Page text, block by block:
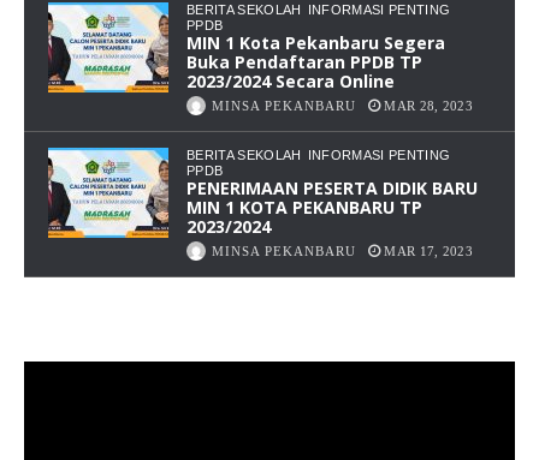
BERITA SEKOLAH
INFORMASI PENTING
PPDB
MIN 1 Kota Pekanbaru Segera
Buka Pendaftaran PPDB TP
2023/2024 Secara Online
MINSA PEKANBARU MAR 28, 2023
BERITA SEKOLAH
INFORMASI PENTING
PPDB
PENERIMAAN PESERTA DIDIK BARU
MIN 1 KOTA PEKANBARU TP
2023/2024
MINSA PEKANBARU MAR 17, 2023